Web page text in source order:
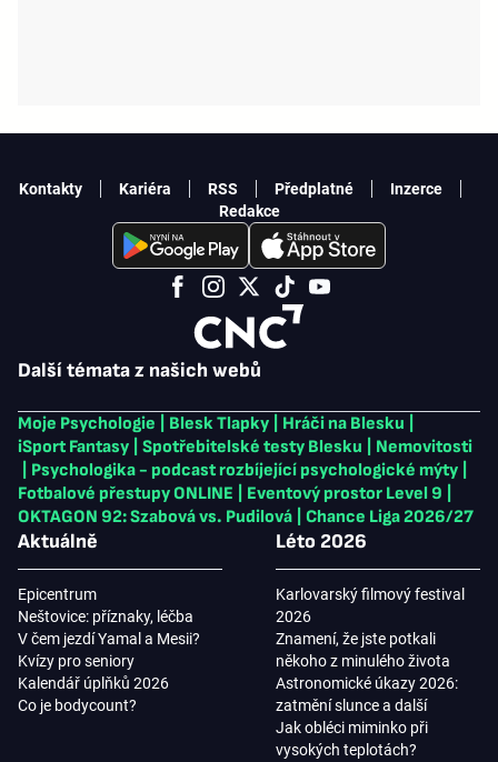
Další témata z našich webů
Moje Psychologie Blesk Tlapky Hráči na Blesku
iSport Fantasy
Spotřebitelské testy Blesku
Nemovitosti
Psychologika - podcast rozbíjející psychologické mýty
Fotbalové přestupy ONLINE
Eventový prostor Level 9
OKTAGON 92: Szabová vs. Pudilová
Chance Liga 2026/27
Aktuálně
Epicentrum
Neštovice: příznaky, léčba
V čem jezdí Yamal a Mesii?
Kvízy pro seniory
Kalendář úplňků 2026
Co je bodycount?
Léto 2026
Karlovarský filmový festival
2026
Znamení, že jste potkali
někoho z minulého života
Astronomické úkazy 2026:
zatmění slunce a další
Jak obléci miminko při
vysokých teplotách?
Kontakty Kariéra RSS Předplatné
Inzerce
Redakce